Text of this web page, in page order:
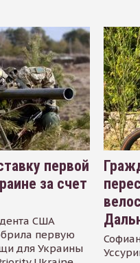
первой
за счет
США
первую
для Украины